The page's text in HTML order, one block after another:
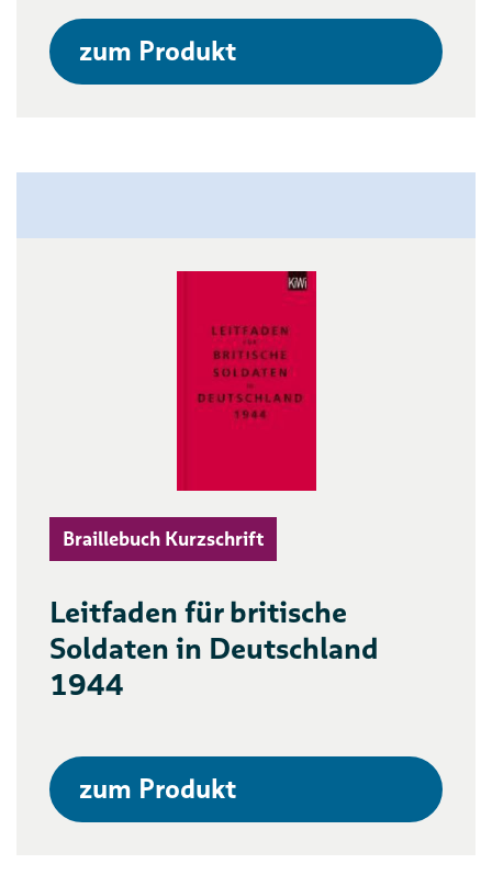
zum Produkt
Braillebuch Kurzschrift
Leitfaden für britische
Soldaten in Deutschland
1944
zum Produkt